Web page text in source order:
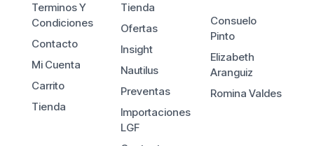
Terminos Y
Condiciones
Contacto
Mi Cuenta
Carrito
Tienda
Tienda
Ofertas
Insight
Nautilus
Preventas
Importaciones
LGF
Consuelo
Pinto
Elizabeth
Aranguiz
Romina Valdes